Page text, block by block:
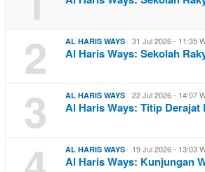
2 AL HARIS WAYS 31 Jul 2026 - 11:35
Al Haris Ways: Sekolah
3 AL HARIS WAYS 22 Jul 2026 - 14:07
Al Haris Ways: Titip
AL HARIS WAYS 19 Jul 2026 - 13:03
Al Haris Ways: Kunjungan